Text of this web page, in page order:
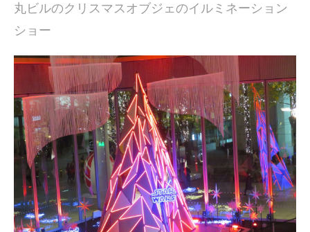
丸ビルのクリスマスオブジェのイルミネーション
ショー